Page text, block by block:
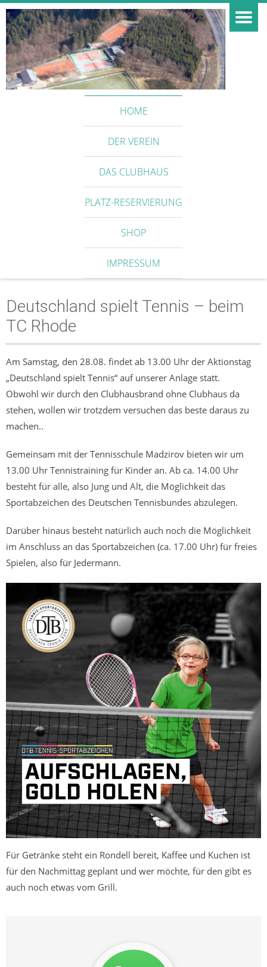
HOME
DER VEREIN
DAS CLUBHAUS
PLATZ-RESERVIERUNG
SHOP
IMPRESSUM
Deutschland spielt Tennis – beim
TC Rhode
Am Samstag, den 28.08. findet ab 13.00 Uhr der Aktionstag
„Deutschland spielt Tennis“ auf unserer Anlage statt.
Obwohl wir durch den Clubhausbrand ohne Clubhaus da
stehen, wollen wir trotzdem versuchen das beste daraus zu
machen..
Gemeinsam mit der Tennisschule Madzirov bieten wir um
13.00 Uhr Tennistraining für Kinder an. Ab ca. 14.00 Uhr
besteht für alle, also Jung und Alt, die Möglichkeit das
Sportabzeichen des Deutschen Tennisbundes abzulegen.
Darüber hinaus besteht natürlich auch noch die Möglichkeit
im Anschluss an das Sportabzeichen (ca. 17.00 Uhr) für freies
Spielen, also für Jedermann.
Für Getränke steht ein Rondell bereit, Kaffee und Kuchen ist
für den Nachmittag geplant und wer möchte, für den gibt es
auch noch etwas vom Grill.